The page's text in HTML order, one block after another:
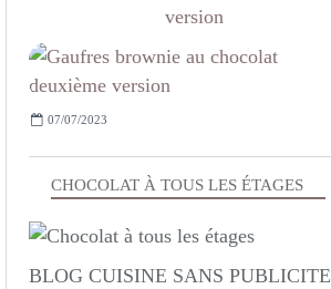
CHOCOLAT À TOUS LES ÉTAGES
BLOG CUISINE SANS PUBLICITE
version
07/07/2023